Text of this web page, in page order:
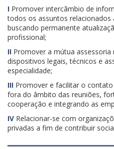
I Promover intercâmbio de
todos os assuntos relacionados
buscando permanente
profissional;
II Promover a mútua
dispositivos legais, técnicos e
especialidade;
III Promover e facilitar o
fora do âmbito das reuniões,
cooperação e integrando as
IV Relacionar-se com
privadas a fim de contribuir